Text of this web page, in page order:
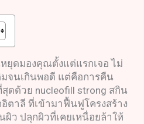
ยุดมองคุณตั้งแต่แรกเจอ ไม่
มจนเกินพอดี แต่คือการคืน
ดด้วย nucleofill strong สกิน
ตาลี ที่เข้ามาฟื้นฟูโครงสร้าง
ว ปลุกผิวที่เคยเหนื่อยล้าให้